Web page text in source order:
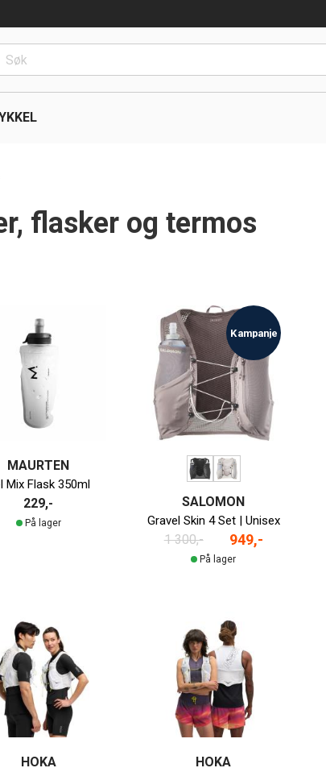
flasker og termos
MAURTEN
Mix Flask 350ml
229,-
På lager
Kampanje
SALOMON
Gravel Skin 4 Set | Unisex
1 300,- 949,-
På lager
HOKA HOKA